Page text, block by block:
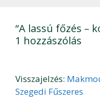
“A lassú főzés –
1 hozzászólás
Visszajelzés:
Szegedi Fűszeres